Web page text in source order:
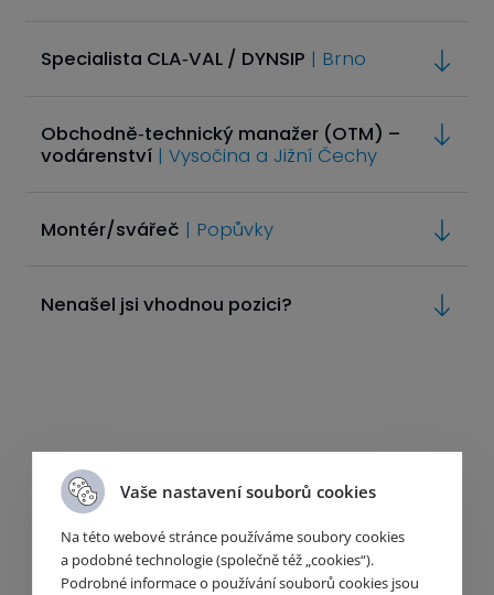
Specialista CLA‑VAL / DYNSIP | Brno
Obchodně‑technický manažer (OTM) –
vodárenství | Vysočina a Jižní Čechy
Montér/svářeč | Popůvky
Nenašel jsi vhodnou pozici?
Důležité odkazy
Vaše nastavení souborů cookies
Na této webové stránce používáme soubory cookies
a podobné technologie (společně též „cookies“).
Podrobné informace o používání souborů cookies jsou